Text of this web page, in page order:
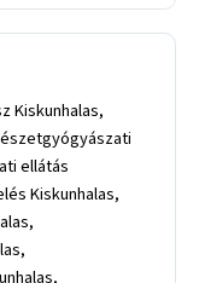
Kiskunhalas,
ellátás
Kiskunhalas,